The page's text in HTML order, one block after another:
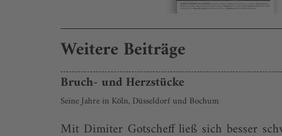
Weitere Beiträge
Bruch- und Herzstücke
Seine Jahre in Köln, Düsseldorf und Bochum
Mit Dimiter Gotscheff ließ sich besser